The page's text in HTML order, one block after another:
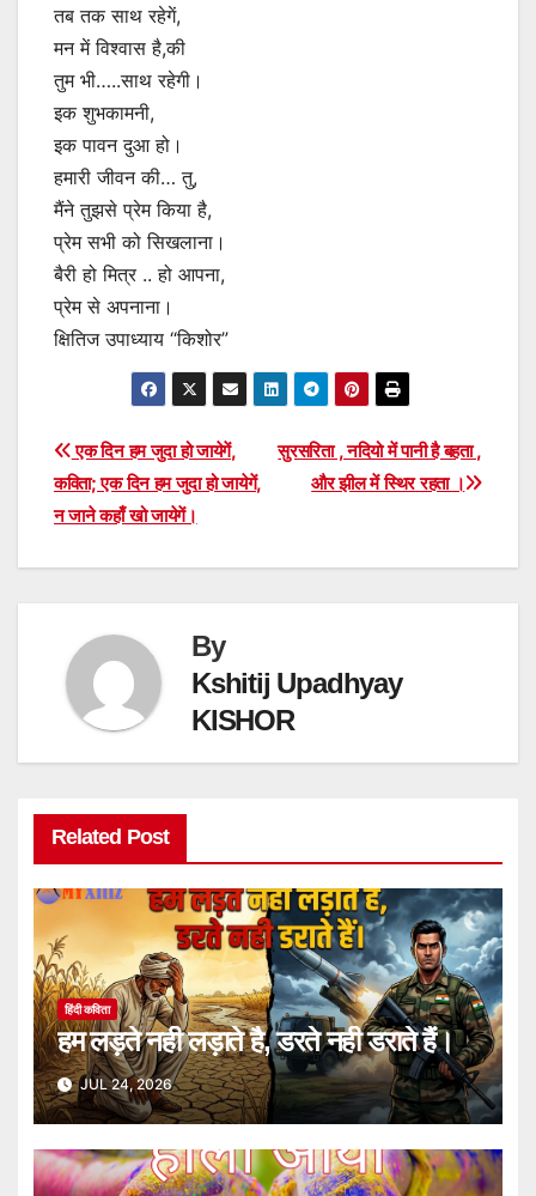
तब तक साथ रहेगें,
मन में विश्वास है,की
तुम भी…..साथ रहेगी।
इक शुभकामनी,
इक पावन दुआ हो।
हमारी जीवन की… तु,
मैंने तुझसे प्रेम किया है,
प्रेम सभी को सिखलाना।
बैरी हो मित्र .. हो आपना,
प्रेम से अपनाना।
क्षितिज उपाध्याय “किशोर”
Post
navigation
सुरसरिता , नदियो में पानी है बहता ,
और झील में स्थिर रहता ।
एक दिन हम जुदा हो जायेगें,
कविता; एक दिन हम जुदा हो जायेगें,
न जाने कहाँ खो जायेगें।
By
Kshitij Upadhyay
KISHOR
Related Post
हिंदी कविता
हम लड़ते नही लड़ाते है, डरते नही डराते हैं।
JUL 24, 2026